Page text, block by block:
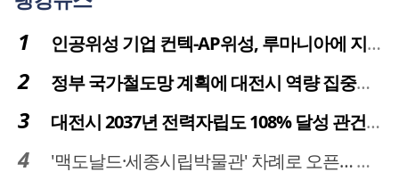
인공위성 기업 컨텍-AP위성, 루마니아에 지상국 시스템 전수
정부 국가철도망 계획에 대전시 역량 집중해야
대전시 2037년 전력자립도 108% 달성 관건은 '주민 수용성'
'맥도날드·세종시립박물관' 차례로 오픈… 고운동 정주여건 좋아진다